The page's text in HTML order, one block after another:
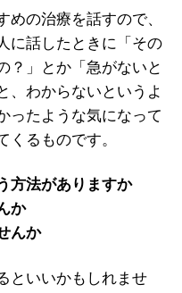
の治療を話すので、
に話したときに「その
？」とか「急がないと
、わからないというよ
ったような気になって
くるものです。
方法がありますか
か
んか
といいかもしれませ